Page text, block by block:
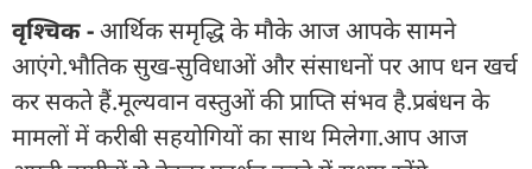
वृश्चिक -आर्थिक समृद्धि के मौके आज आपके सामने
आएंगे.भौतिक सुख-सुविधाओं और संसाधनों पर आप धन खर्च
कर सकते हैं.मूल्यवान वस्तुओं की प्राप्ति संभव है.प्रबंधन के
मामलों में करीबी सहयोगियों का साथ मिलेगा.आप आज